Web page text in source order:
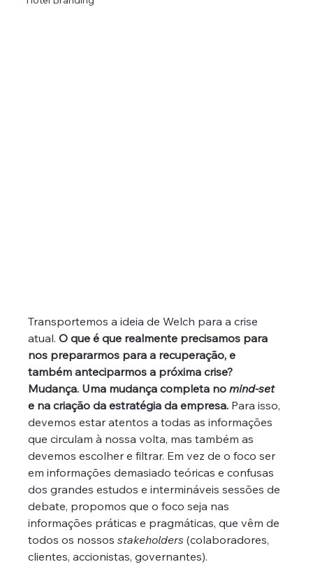
Transportemos a ideia de Welch para a crise
atual. O que é que realmente precisamos para
nos prepararmos para a recuperação, e
também anteciparmos a próxima crise?
Mudança. Uma mudança completa no mind-set
e na criação da estratégia da empresa. Para isso,
devemos estar atentos a todas as informações
que circulam à nossa volta, mas também as
devemos escolher e filtrar. Em vez de o foco ser
em informações demasiado teóricas e confusas
dos grandes estudos e intermináveis sessões de
debate, propomos que o foco seja nas
informações práticas e pragmáticas, que vêm de
todos os nossos stakeholders (colaboradores,
clientes, accionistas, governantes).